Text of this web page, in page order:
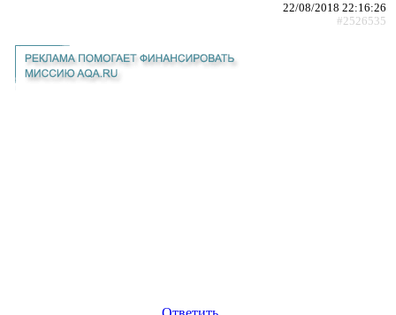
22/08/2018 22:16:26
#2526535